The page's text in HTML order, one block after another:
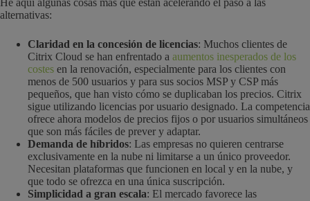
He aquí algunas cosas más que están acelerando el paso a las
alternativas:
Claridad en la concesión de licencias: Muchos clientes de
Citrix Cloud se han enfrentado a aumentos inesperados de los
costes en la renovación, especialmente para los clientes con
menos de 500 usuarios y para sus socios MSP y CSP más
pequeños, que han visto cómo se duplicaban los precios. Citrix
sigue utilizando licencias por usuario designado. La competencia
ofrece ahora modelos de precios fijos o por usuarios simultáneos
que son más fáciles de prever y adaptar.
Demanda de híbridos: Las empresas no quieren centrarse
exclusivamente en la nube ni limitarse a un único proveedor.
Necesitan plataformas que funcionen en local y en la nube, y
que todo se ofrezca en una única suscripción.
Simplicidad a gran escala: El mercado favorece las